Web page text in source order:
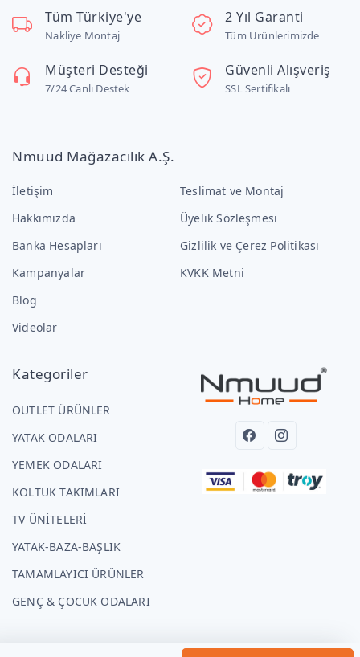
Tüm Türkiye'ye
Nakliye Montaj
2 Yıl Garanti
Tüm Ürünlerimizde
Müşteri Desteği
7/24 Canlı Destek
Güvenli Alışveriş
SSL Sertifikalı
Nmuud Mağazacılık A.Ş.
İletişim
Hakkımızda
Banka Hesapları
Kampanyalar
Blog
Videolar
Teslimat ve Montaj
Üyelik Sözleşmesi
Gizlilik ve Çerez Politikası
KVKK Metni
Kategoriler
OUTLET ÜRÜNLER
YATAK ODALARI
YEMEK ODALARI
KOLTUK TAKIMLARI
TV ÜNİTELERİ
YATAK-BAZA-BAŞLIK
TAMAMLAYICI ÜRÜNLER
GENÇ & ÇOCUK ODALARI